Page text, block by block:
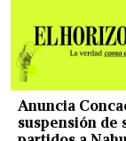
Anuncia
suspensión de